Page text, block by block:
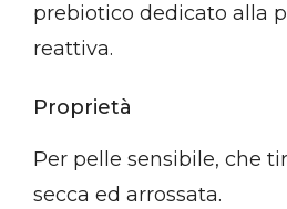
prebiotico dedicato alla
reattiva.
Proprietà
Per pelle sensibile, che
secca ed arrossata.